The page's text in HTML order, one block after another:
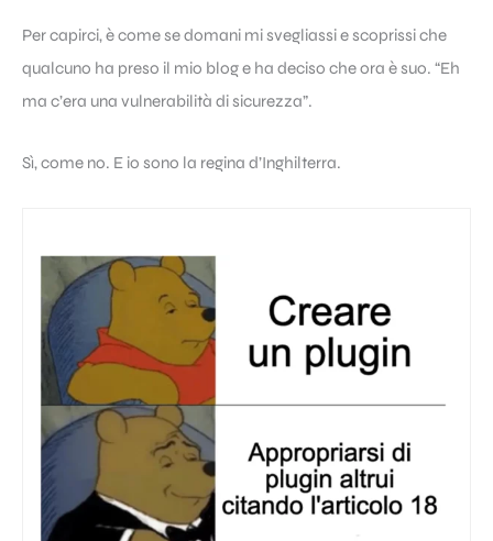
Per capirci, è come se domani mi svegliassi e scoprissi che
qualcuno ha preso il mio blog e ha deciso che ora è suo. “Eh
ma c’era una vulnerabilità di sicurezza”.
Sì, come no. E io sono la regina d’Inghilterra.